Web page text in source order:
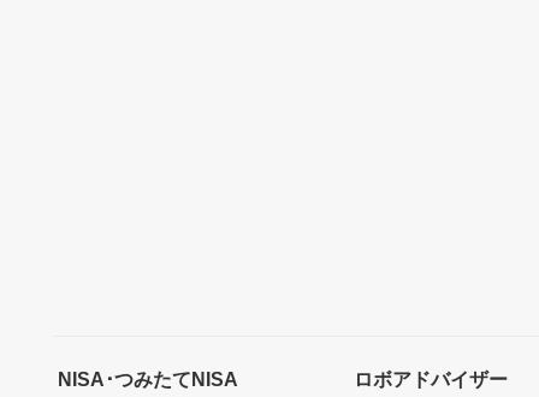
NISA･つみたてNISA ロボアドバイザー